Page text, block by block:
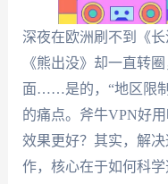
深夜在欧洲刷不到《
《熊出没》却一直转
面……是的，“地区限
的痛点。斧牛VPN好
效果更好？其实，解
作，核心在于如何科